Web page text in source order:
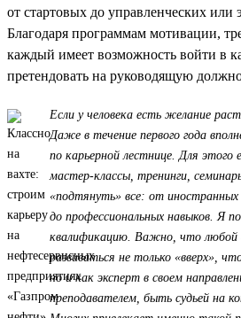
от стартовых до управленческих или
Благодаря программам мотивации,
каждый имеет возможность войти в
претендовать на руководящую
Если у человека есть желание
Даже в течение первого года
по карьерной лестнице. Для этого
мастер-классы, тренинги,
«подтянуть» все: от иностранных
до профессиональных навыков. Я
квалификацию. Важно, что
развиваться не только «вверх»,
но и как эксперт в своем
преподавателем, быть судьей на